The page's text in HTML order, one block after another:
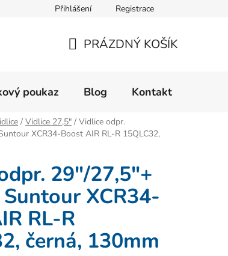
Formulář pro reklamaci zboží
Přihlášení Registrace
KOŠÍK
PRÁZDNÝ KOŠÍK
poukaz Blog Kontakt
/ Vidlice 27,5" / Vidlice odpr.
XCR34-Boost AIR RL-R 15QLC32,
29"/27,5"+
XCR34-
RL-R
černá, 130mm